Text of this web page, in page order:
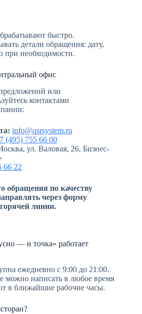
быстро.
детали обращения: дату,
при необходимости.
офис
или
контактами
info@qsrsystem.ru
(495) 755 66 00
ул. Валовая, 26, Бизнес-
66 22
обращения по качеству
через форму
линии.
— и точка» работает
ежедневно с 9:00 до 21:00.
можно написать в любое время
в ближайшие рабочие часы.